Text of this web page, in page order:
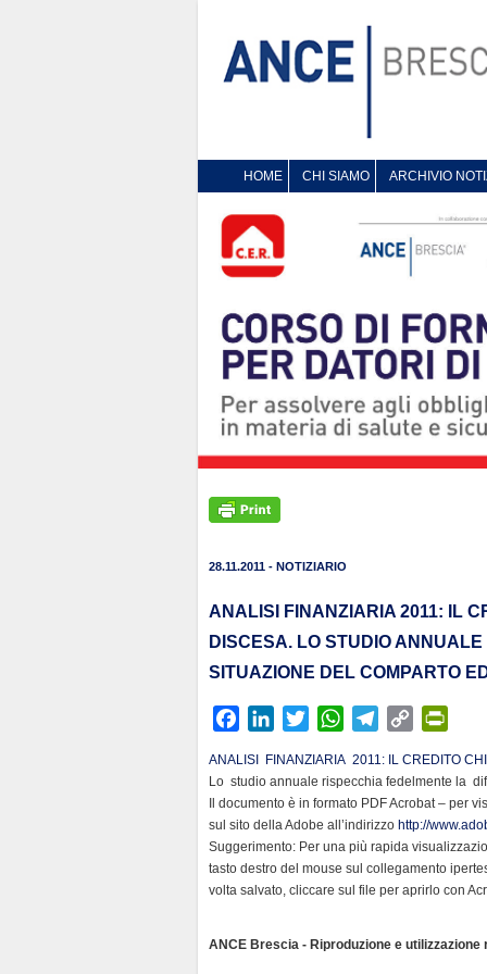
HOME CHI SIAMO ARCHIVIO
28.11.2011 - NOTIZIARIO
ANALISI FINANZIARIA 2011: IL
DISCESA. LO STUDIO
SITUAZIONE DEL COMPARTO
c
e
b
o
o
k
n
k
e
d
I
n
i
t
e
r
W
a
t
s
A
p
p
l
e
g
r
a
m
C
p
y
L
i
n
k
i
n
t
F
r
i
n
ANALISI FINANZIARIA 2011: IL CREDITO
Lo studio annuale rispecchia fedelmente la
Il documento è in formato PDF Acrobat – per
sul sito della Adobe all’indirizzo http://
Suggerimento: Per una più rapida
tasto destro del mouse sul collegamento
volta salvato, cliccare sul file per aprirlo con
ANCE Brescia - Riproduzione e utilizzazione